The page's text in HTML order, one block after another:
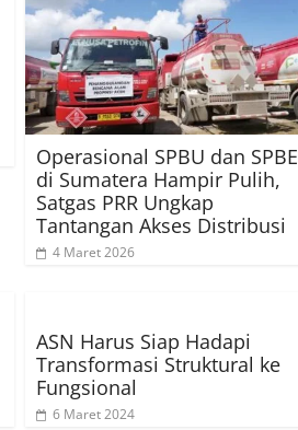
Operasional SPBU dan SPBE
di Sumatera Hampir Pulih,
Satgas PRR Ungkap
Tantangan Akses Distribusi
4 Maret 2026
ASN Harus Siap Hadapi
Transformasi Struktural ke
Fungsional
6 Maret 2024